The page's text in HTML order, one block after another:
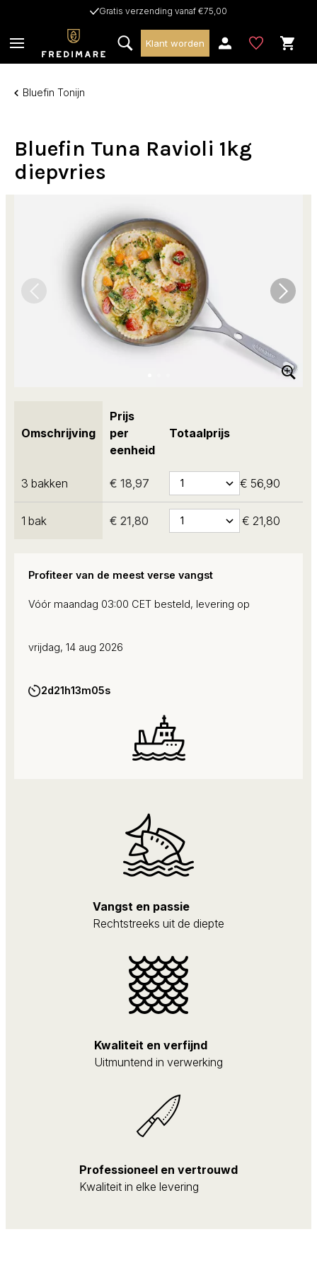
Gratis verzending vanaf €75,00
Klant worden
Bluefin Tonijn
Bluefin Tuna Ravioli 1kg
diepvries
Omschrijving
Prijs
per
eenheid
Totaalprijs
3 bakken € 18,97 € 56,90
1 bak € 21,80 € 21,80
Profiteer van de meest verse vangst
Vóór maandag 03:00 CET besteld, levering op
vrijdag, 14 aug 2026
2d21h13m04s
Vangst en passie
Rechtstreeks uit de diepte
Kwaliteit en verfijnd
Uitmuntend in verwerking
Professioneel en vertrouwd
Kwaliteit in elke levering